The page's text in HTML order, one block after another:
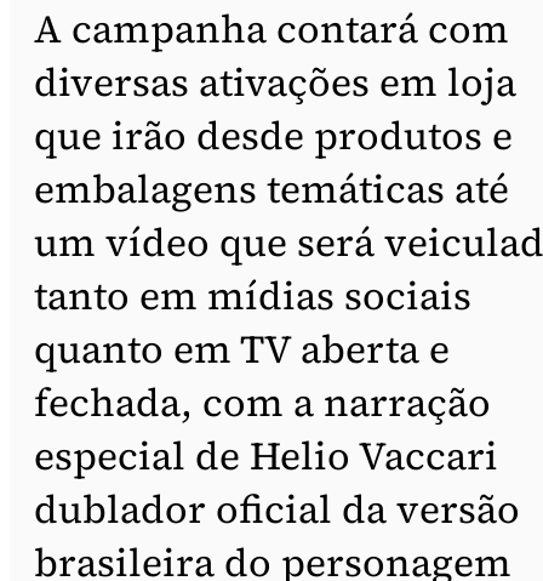
A campanha contará com
diversas ativações em loja
que irão desde produtos e
embalagens temáticas até
um vídeo que será
tanto em mídias sociais
quanto em TV aberta e
fechada, com a narração
especial de Helio Vaccari
dublador oficial da versão
brasileira do personagem